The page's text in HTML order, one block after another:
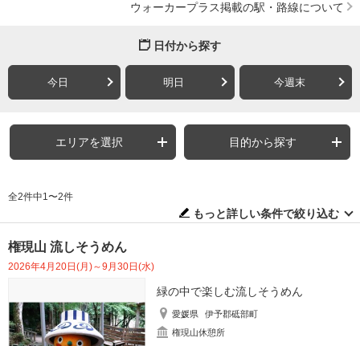
ウォーカープラス掲載の駅・路線について
日付から探す
今日 明日 今週末
エリアを選択 目的から探す
全2件中1〜2件
もっと詳しい条件で絞り込む
権現山 流しそうめん
2026年4月20日(月)～9月30日(水)
緑の中で楽しむ流しそうめん
愛媛県
伊予郡砥部町
権現山休憩所